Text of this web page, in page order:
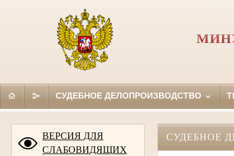
СУДЕБНОЕ ДЕЛОПРОИЗВОДСТВО
ВЕРСИЯ ДЛЯ
СЛАБОВИДЯЩИХ
СУДЕБНОЕ